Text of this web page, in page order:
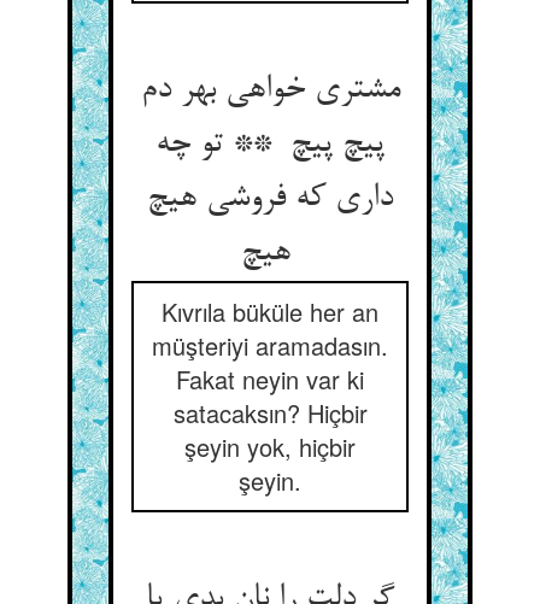
مشتری خواهی بهر دم
پیچ پیچ ** تو چه
داری که فروشی هیچ
هیچ
Kıvrıla büküle her an
müşteriyi aramadasın.
Fakat neyin var ki
satacaksın? Hiçbir
şeyin yok, hiçbir
şeyin.